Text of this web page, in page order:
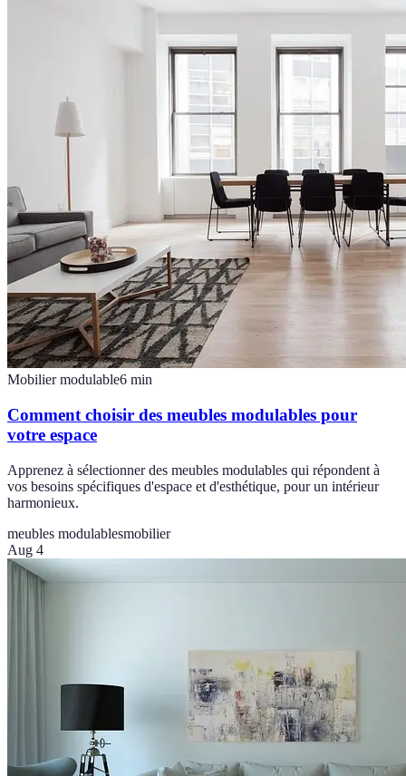
Mobilier modulable6 min
Comment choisir des meubles modulables pour
votre espace
Apprenez à sélectionner des meubles modulables qui répondent à
vos besoins spécifiques d'espace et d'esthétique, pour un intérieur
harmonieux.
meubles modulablesmobilier
Aug 4